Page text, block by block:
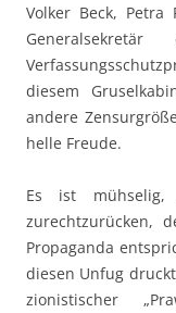
Volker Beck, Petra
diesem
andere
helle Freude.
Es ist
zurechtzurücken,
Propaganda
diesen Unfug
zionistischer